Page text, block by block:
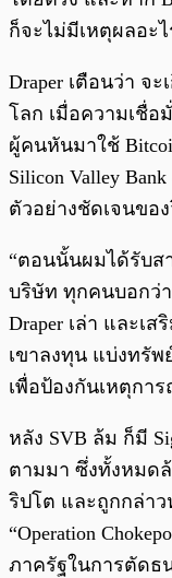
ก็จะไม่มีเหตุผลอะ
Draper เตือนว่า จ
โลก เมื่อความเชื่อ
ผู้คนหันมาใช้
Silicon Valley
ตัวอย่างชัดเจนขอ
“ตอนนั้นผมได้รับส
บริษัท ทุกคนบอกว่า
Draper เล่า และเ
เขาลงทุน แบ่งทรัพ
เพื่อป้องกันเหตุกา
หลัง SVB ล้ม ก็มี
ตามมา ซึ่งทั้งหมด
ริปโต และถูกกล่าว
“Operation
ภาครัฐในการตัดธ